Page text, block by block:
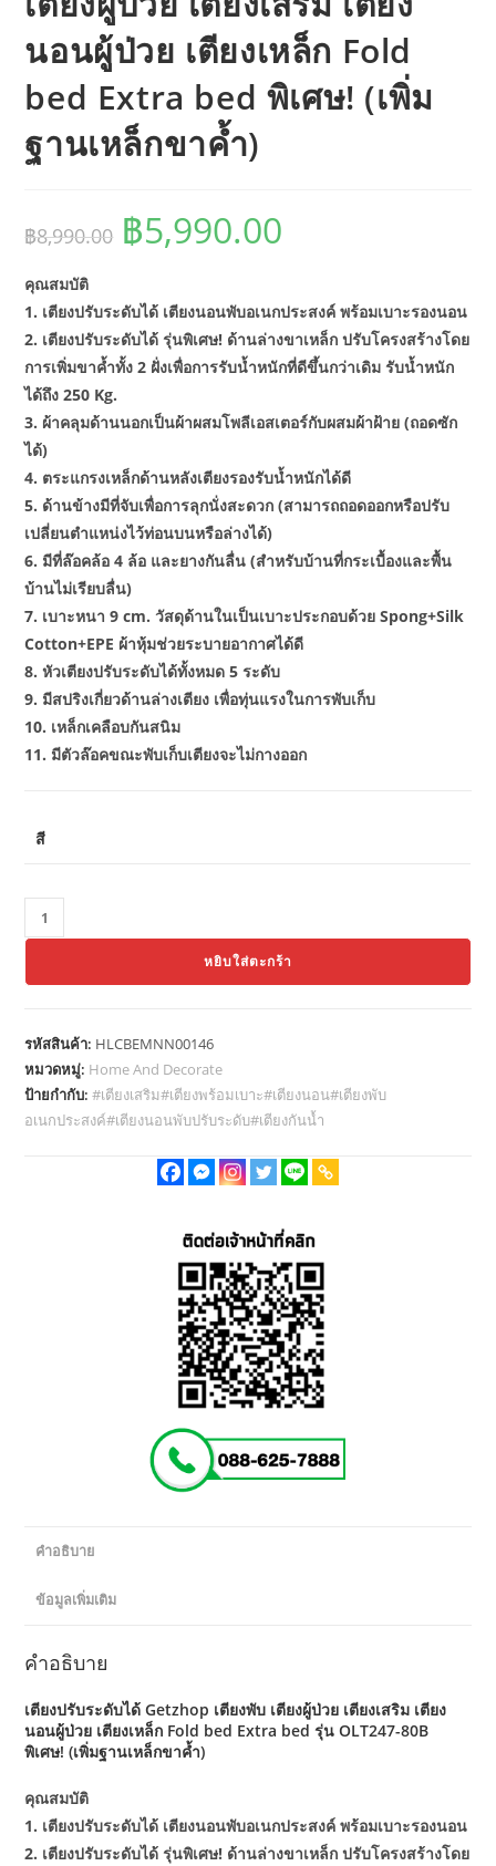
นอนผู้ป่วย เตียงเหล็ก Fold
bed Extra bed พิเศษ! (เพิ่ม
ฐานเหล็กขาค้ำ)
฿8,990.00
Original
price
was:
฿5,990.00
คุณสมบัติ
1. เตียงปรับระดับได้ เตียงนอนพับอเนกประสงค์ พร้อมเบาะรองนอน
2. เตียงปรับระดับได้ รุ่นพิเศษ! ด้านล่างขาเหล็ก ปรับโครงสร้างโดย
การเพิ่มขาค้ำทั้ง 2 ฝั่งเพื่อการรับน้ำหนักที่ดีขึ้นกว่าเดิม รับน้ำหนัก
ได้ถึง 250 Kg.
3. ผ้าคลุมด้านนอกเป็นผ้าผสมโพลีเอสเตอร์กับผสมผ้าฝ้าย (ถอดซัก
ได้)
4. ตระแกรงเหล็กด้านหลังเตียงรองรับน้ำหนักได้ดี
5. ด้านข้างมีที่จับเพื่อการลุกนั่งสะดวก (สามารถถอดออกหรือปรับ
เปลี่ยนตำแหน่งไว้ท่อนบนหรือล่างได้)
6. มีที่ล๊อคล้อ 4 ล้อ และยางกันลื่น (สำหรับบ้านที่กระเบื้องและพื้น
บ้านไม่เรียบลื่น)
7. เบาะหนา 9 cm. วัสดุด้านในเป็นเบาะประกอบด้วย Spong+Silk
Cotton+EPE ผ้าหุ้มช่วยระบายอากาศได้ดี
8. หัวเตียงปรับระดับได้ทั้งหมด 5 ระดับ
9. มีสปริงเกี่ยวด้านล่างเตียง เพื่อทุ่นแรงในการพับเก็บ
10. เหล็กเคลือบกันสนิม
11. มีตัวล๊อคขณะพับเก็บเตียงจะไม่กางออก
สี
จำนวน
Thaibull
เตียง
พับ
เตียง
ปรับ
bed
bed
(เพิ่ม
เหล็ก
ขา
ชิ้น
หยิบใส่ตะกร้า
รหัสสินค้า: HLCBEMNN00146
หมวดหมู่: Home And Decorate
ป้ายกำกับ:#เตียงเสริม#เตียงพร้อมเบาะ#เตียงนอน#เตียงพับ
อเนกประสงค์#เตียงนอนพับปรับระดับ#เตียงกันน้ำ
คำอธิบาย
ข้อมูลเพิ่มเติม
คำอธิบาย
เตียงปรับระดับได้ Getzhop เตียงพับ เตียงผู้ป่วย เตียงเสริม เตียง
นอนผู้ป่วย เตียงเหล็ก Fold bed Extra bed รุ่น OLT247-80B
พิเศษ! (เพิ่มฐานเหล็กขาค้ำ)
คุณสมบัติ
1. เตียงปรับระดับได้ เตียงนอนพับอเนกประสงค์ พร้อมเบาะรองนอน
2. เตียงปรับระดับได้ รุ่นพิเศษ! ด้านล่างขาเหล็ก ปรับโครงสร้างโดย